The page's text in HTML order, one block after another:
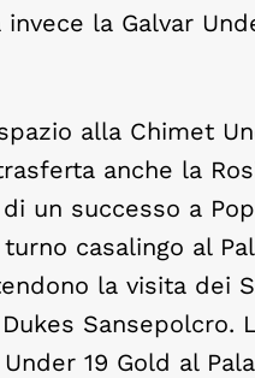
invece la Galvar
alla Chimet
anche la
un successo a
casalingo al
la visita dei
Sansepolcro.
Under 19 Gold al